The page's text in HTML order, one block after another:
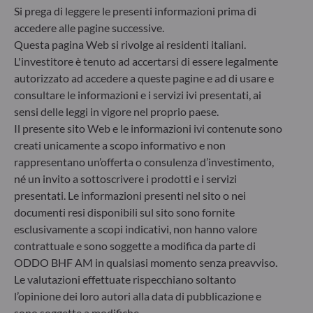
d’investimento. Articolo 8: Il team di gestione
affronta i rischi di sostenibilità integrando criteri
ESG (Ambientali e/o Sociali e/o di Governance) nei
suoi processi decisionali d’investimento. Articolo 9:
Il team di gestione persegue un rigido obiettivo
d’investimento sostenibile che apporti un
contributo significativo nel superare le sfide della
transizione ecologica e affronta i rischi di
sostenibilità avvalendosi dei rating forniti dal
fornitore di dati ESG esterno della Società di
gestione.
Si prega di leggere le presenti informazioni prima di
accedere alle pagine successive.
Questa pagina Web si rivolge ai residenti italiani.
L'investitore è tenuto ad accertarsi di essere legalmente
autorizzato ad accedere a queste pagine e ad di usare e
consultare le informazioni e i servizi ivi presentati, ai
sensi delle leggi in vigore nel proprio paese.
Il presente sito Web e le informazioni ivi contenute sono
creati unicamente a scopo informativo e non
rappresentano un’offerta o consulenza d’investimento,
né un invito a sottoscrivere i prodotti e i servizi
presentati. Le informazioni presenti nel sito o nei
documenti resi disponibili sul sito sono fornite
esclusivamente a scopi indicativi, non hanno valore
contrattuale e sono soggette a modifica da parte di
ODDO BHF AM in qualsiasi momento senza preavviso.
Le valutazioni effettuate rispecchiano soltanto
l’opinione dei loro autori alla data di pubblicazione e